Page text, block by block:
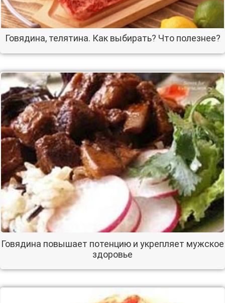
Говядина, телятина. Как выбирать? Что полезнее?
Говядина повышает потенцию и укрепляет мужское
здоровье